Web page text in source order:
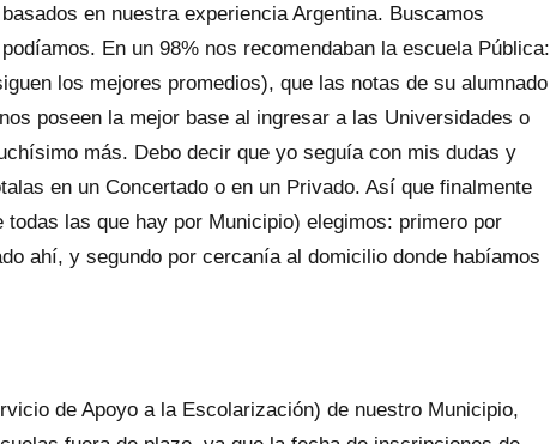
en nuestra experiencia Argentina. Buscamos
En un 98% nos recomendaban la escuela Pública:
los mejores promedios), que las notas de su alumnado
poseen la mejor base al ingresar a las Universidades o
más. Debo decir que yo seguía con mis dudas y
en un Concertado o en un Privado. Así que finalmente
las que hay por Municipio) elegimos: primero por
ahí, y segundo por cercanía al domicilio donde habíamos
de Apoyo a la Escolarización) de nuestro Municipio,